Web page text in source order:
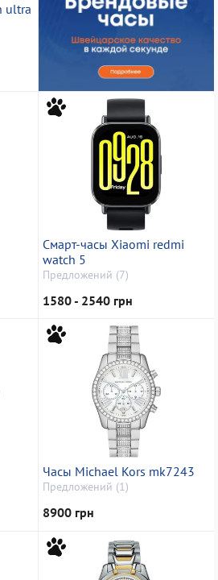
ultra
Смарт-часы Xiaomi redmi
watch 5
Предложений (7)
1580 - 2540 грн
Часы Michael Kors mk7243
Предложений (1)
8900 грн